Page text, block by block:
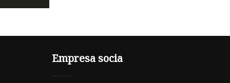
Empresa socia